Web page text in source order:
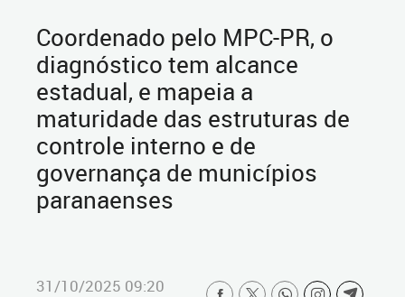
Coordenado pelo MPC-PR, o
diagnóstico tem alcance
estadual, e mapeia a
maturidade das estruturas de
controle interno e de
governança de municípios
paranaenses
31/10/2025 09:20